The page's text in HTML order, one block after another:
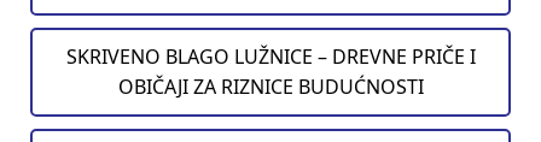
SKRIVENO BLAGO LUŽNICE – DREVNE PRIČE I
OBIČAJI ZA RIZNICE BUDUĆNOSTI